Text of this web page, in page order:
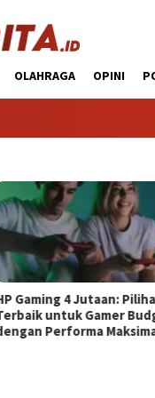
OLAHRAGA OPINI
HP
10 Pilihan HP 4 Jutaan
Terbaik yang Wajib Kamu
Miliki di 2024